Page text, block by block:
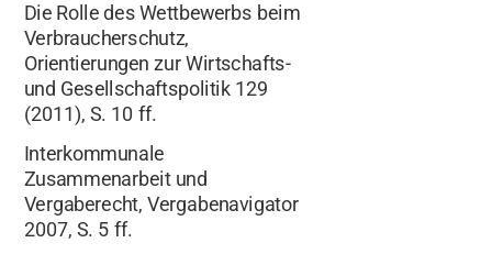
Die Rolle des Wettbewerbs beim
Verbraucherschutz,
Orientierungen zur Wirtschafts-
und Gesellschaftspolitik 129
(2011), S. 10 ff.
Interkommunale
Zusammenarbeit und
Vergaberecht, Vergabenavigator
2007, S. 5 ff.